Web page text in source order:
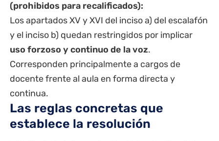
(prohibidos para recalificados):
Los apartados XV y XVI del inciso a) del escalafón
y el inciso b) quedan restringidos por implicar
uso forzoso y continuo de la voz.
Corresponden principalmente a cargos de
docente frente al aula en forma directa y
continua.
Las reglas concretas que
establece la resolución